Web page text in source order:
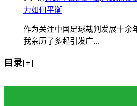
力如何平衡
作为关注中国足球裁判发展十余
我亲历了多起引发广...
目录[+]